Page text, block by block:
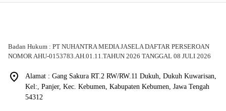
Badan Hukum : PT NUHANTRA MEDIA JASELA DAFTAR PERSEROAN
NOMOR AHU-0153783.AH.01.11.TAHUN 2026 TANGGAL 08 JULI 2026
Alamat : Gang Sakura RT.2 RW/RW.11 Dukuh, Dukuh Kuwarisan,
Kel:, Panjer, Kec. Kebumen, Kabupaten Kebumen, Jawa Tengah
54312